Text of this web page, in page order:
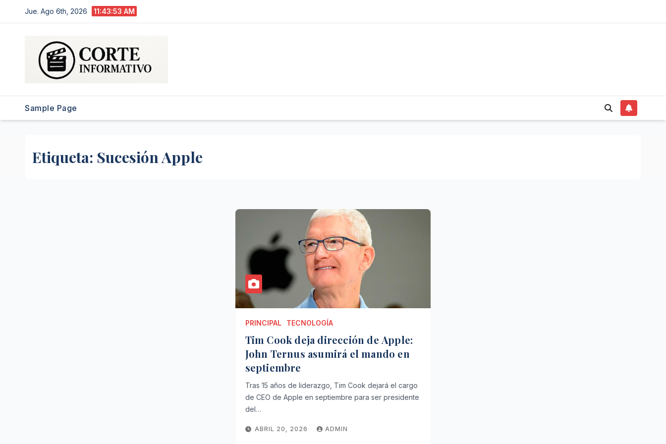
al
Jue. Ago 6th, 2026 11:43:54 AM
Sample Page
Etiqueta: Sucesión Apple
PRINCIPAL TECNOLOGÍA
Tim Cook deja dirección de Apple:
John Ternus asumirá el mando en
septiembre
Tras 15 años de liderazgo, Tim Cook dejará el cargo
de CEO de Apple en septiembre para ser presidente
del…
ABRIL 20, 2026 ADMIN